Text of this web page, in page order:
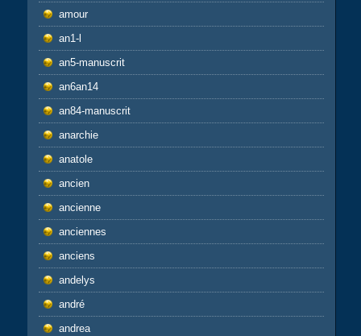
amour
an1-l
an5-manuscrit
an6an14
an84-manuscrit
anarchie
anatole
ancien
ancienne
anciennes
anciens
andelys
andré
andrea